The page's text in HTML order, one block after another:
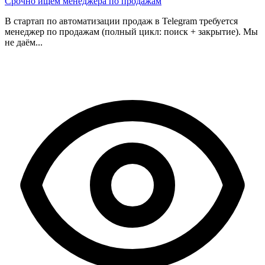
В стартап по автоматизации продаж в Telegram требуется
менеджер по продажам (полный цикл: поиск + закрытие). Мы
не даём...